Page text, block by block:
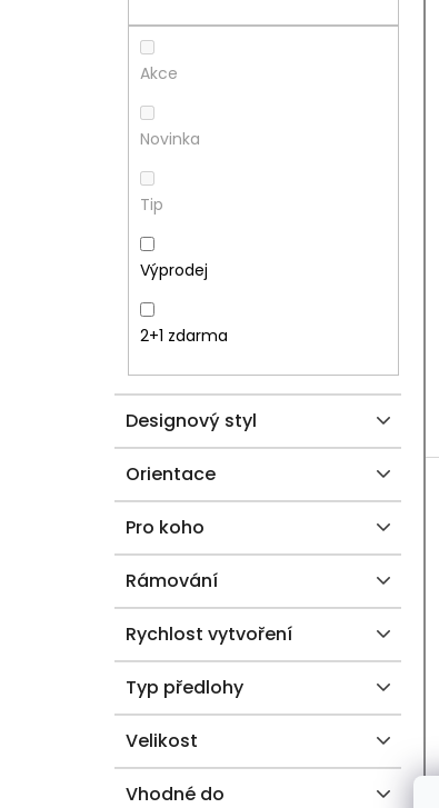
Akce
Novinka
Tip
Výprodej
2+1 zdarma
Designový styl
Orientace
Pro koho
Rámování
Rychlost vytvoření
Typ předlohy
Velikost
Vhodné do